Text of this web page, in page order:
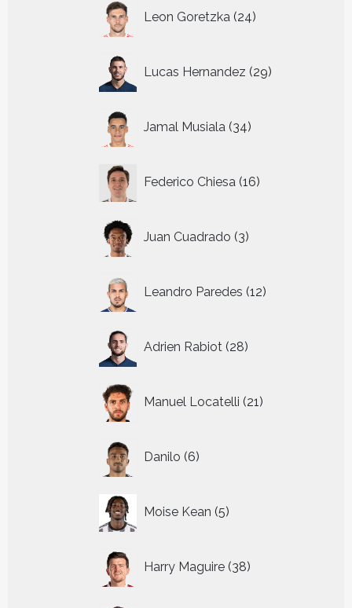
Leon Goretzka 24
producten
Lucas Hernandez 29
producten
Jamal Musiala 34
producten
Federico Chiesa 16
producten
Juan Cuadrado 3
producten
Leandro Paredes 12
producten
Adrien Rabiot 28
producten
Manuel Locatelli 21
producten
Danilo 6
producten
Moise Kean 5
producten
Harry Maguire 38
producten